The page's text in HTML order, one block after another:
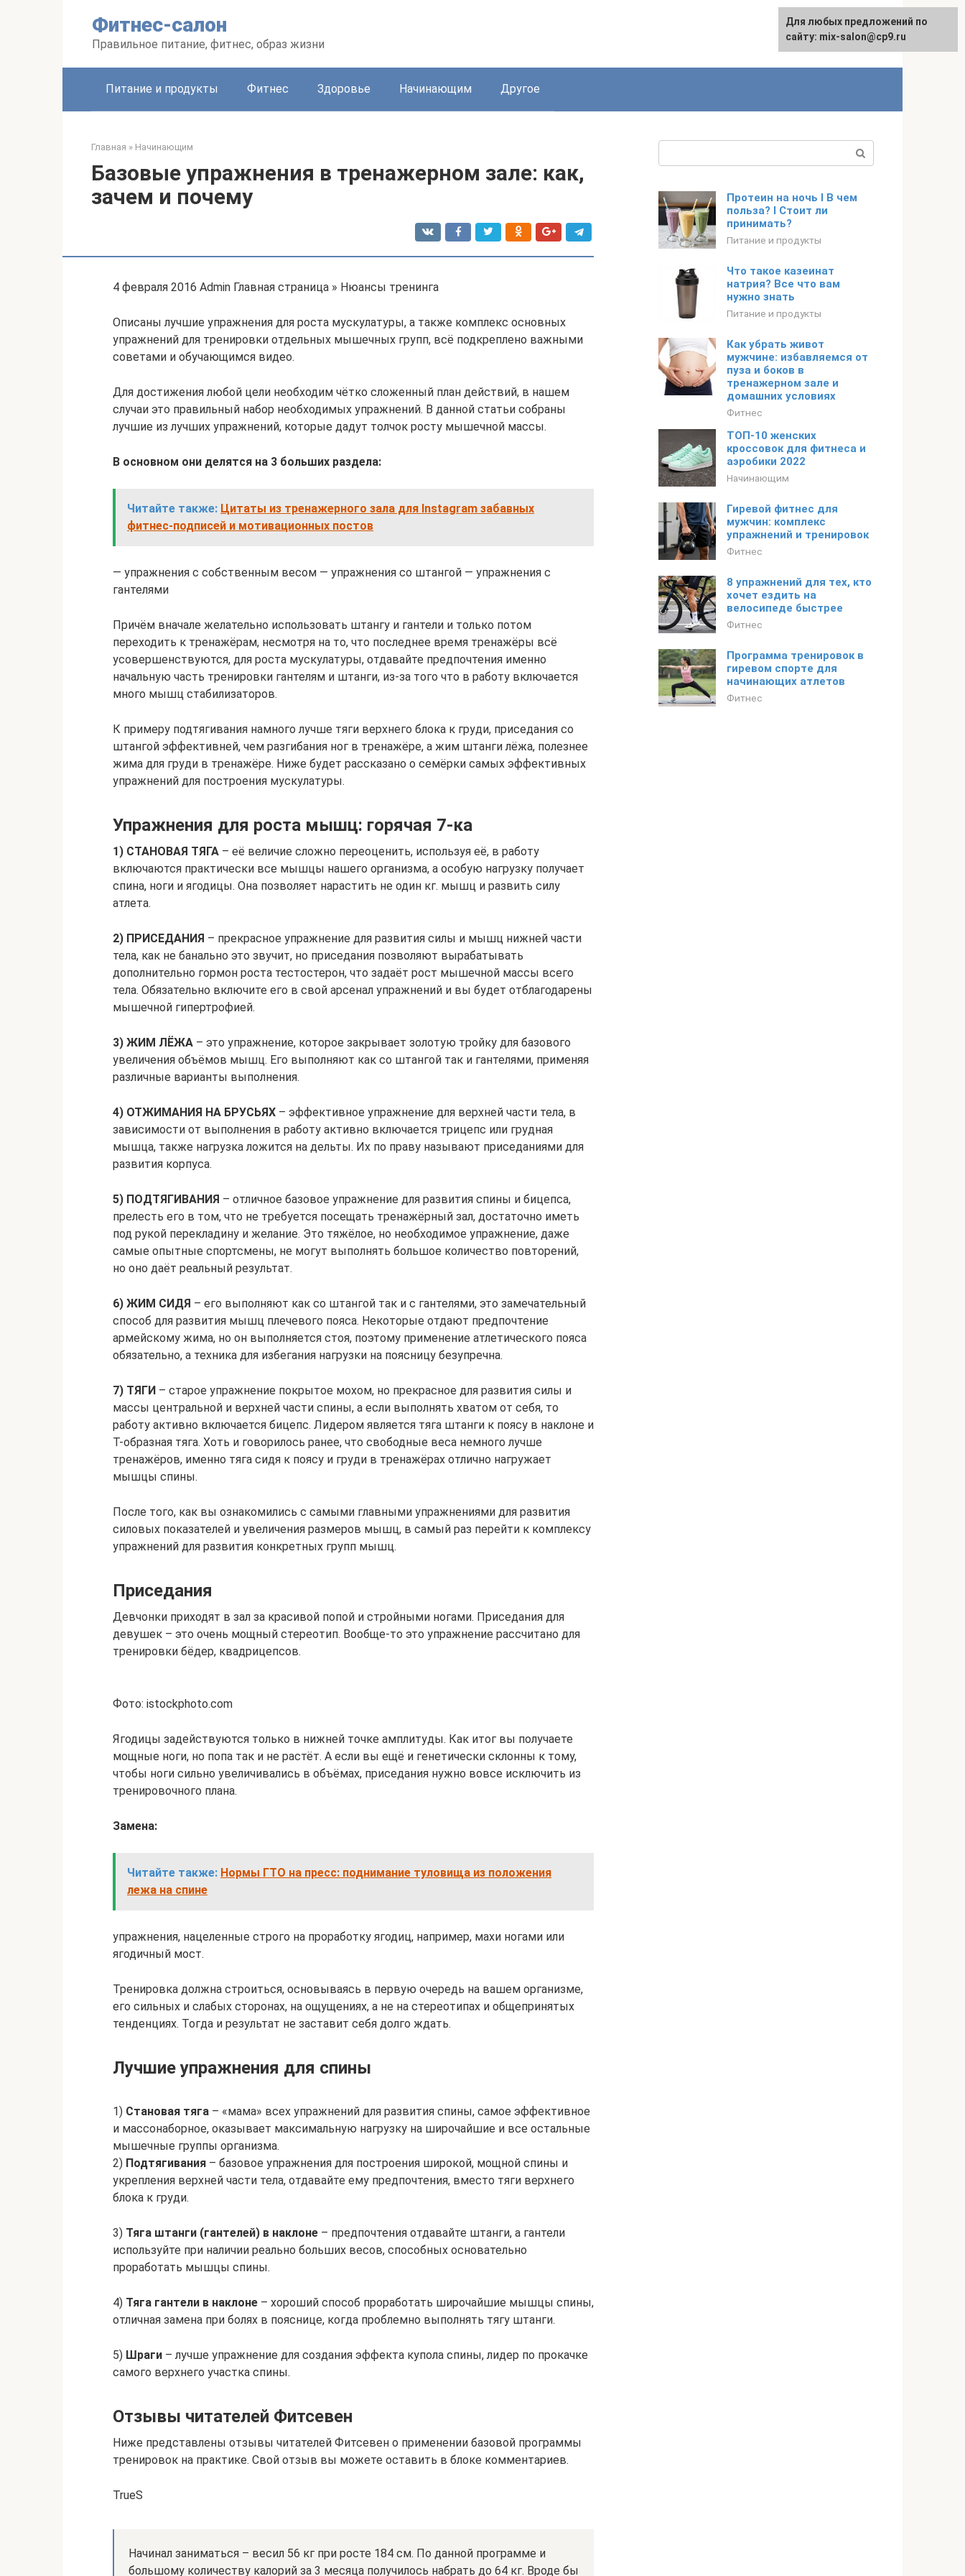
Фитнес-салон
Правильное питание, фитнес, образ жизни
Питание и продукты Фитнес Здоровье Начинающим Другое
Главная » Начинающим
Базовые упражнения в тренажерном зале: как,
зачем и почему
4 февраля 2016 Admin Главная страница » Нюансы тренинга
Описаны лучшие упражнения для роста мускулатуры, а также комплекс основных
упражнений для тренировки отдельных мышечных групп, всё подкреплено важными
советами и обучающимся видео.
Для достижения любой цели необходим чётко сложенный план действий, в нашем
случаи это правильный набор необходимых упражнений. В данной статьи собраны
лучшие из лучших упражнений, которые дадут толчок росту мышечной массы.
В основном они делятся на 3 больших раздела:
Читайте также: Цитаты из тренажерного зала для Instagram забавных
фитнес-подписей и мотивационных постов
— упражнения с собственным весом — упражнения со штангой — упражнения с
гантелями
Причём вначале желательно использовать штангу и гантели и только потом
переходить к тренажёрам, несмотря на то, что последнее время тренажёры всё
усовершенствуются, для роста мускулатуры, отдавайте предпочтения именно
начальную часть тренировки гантелям и штанги, из-за того что в работу включается
много мышц стабилизаторов.
К примеру подтягивания намного лучше тяги верхнего блока к груди, приседания со
штангой эффективней, чем разгибания ног в тренажёре, а жим штанги лёжа, полезнее
жима для груди в тренажёре. Ниже будет рассказано о семёрки самых эффективных
упражнений для построения мускулатуры.
Упражнения для роста мышц: горячая 7-ка
1) СТАНОВАЯ ТЯГА – её величие сложно переоценить, используя её, в работу
включаются практически все мышцы нашего организма, а особую нагрузку получает
спина, ноги и ягодицы. Она позволяет нарастить не один кг. мышц и развить силу
атлета.
2) ПРИСЕДАНИЯ – прекрасное упражнение для развития силы и мышц нижней части
тела, как не банально это звучит, но приседания позволяют вырабатывать
дополнительно гормон роста тестостерон, что задаёт рост мышечной массы всего
тела. Обязательно включите его в свой арсенал упражнений и вы будет отблагодарены
мышечной гипертрофией.
3) ЖИМ ЛЁЖА – это упражнение, которое закрывает золотую тройку для базового
увеличения объёмов мышц. Его выполняют как со штангой так и гантелями, применяя
различные варианты выполнения.
4) ОТЖИМАНИЯ НА БРУСЬЯХ – эффективное упражнение для верхней части тела, в
зависимости от выполнения в работу активно включается трицепс или грудная
мышца, также нагрузка ложится на дельты. Их по праву называют приседаниями для
развития корпуса.
5) ПОДТЯГИВАНИЯ – отличное базовое упражнение для развития спины и бицепса,
прелесть его в том, что не требуется посещать тренажёрный зал, достаточно иметь
под рукой перекладину и желание. Это тяжёлое, но необходимое упражнение, даже
самые опытные спортсмены, не могут выполнять большое количество повторений,
но оно даёт реальный результат.
6) ЖИМ СИДЯ – его выполняют как со штангой так и с гантелями, это замечательный
способ для развития мышц плечевого пояса. Некоторые отдают предпочтение
армейскому жима, но он выполняется стоя, поэтому применение атлетического пояса
обязательно, а техника для избегания нагрузки на поясницу безупречна.
7) ТЯГИ – старое упражнение покрытое мохом, но прекрасное для развития силы и
массы центральной и верхней части спины, а если выполнять хватом от себя, то
работу активно включается бицепс. Лидером является тяга штанги к поясу в наклоне и
Т-образная тяга. Хоть и говорилось ранее, что свободные веса немного лучше
тренажёров, именно тяга сидя к поясу и груди в тренажёрах отлично нагружает
мышцы спины.
После того, как вы ознакомились с самыми главными упражнениями для развития
силовых показателей и увеличения размеров мышц, в самый раз перейти к комплексу
упражнений для развития конкретных групп мышц.
Приседания
Девчонки приходят в зал за красивой попой и стройными ногами. Приседания для
девушек – это очень мощный стереотип. Вообще-то это упражнение рассчитано для
тренировки бёдер, квадрицепсов.
Фото: istockphoto.com
Ягодицы задействуются только в нижней точке амплитуды. Как итог вы получаете
мощные ноги, но попа так и не растёт. А если вы ещё и генетически склонны к тому,
чтобы ноги сильно увеличивались в объёмах, приседания нужно вовсе исключить из
тренировочного плана.
Замена:
Читайте также: Нормы ГТО на пресс: поднимание туловища из положения
лежа на спине
упражнения, нацеленные строго на проработку ягодиц, например, махи ногами или
ягодичный мост.
Тренировка должна строиться, основываясь в первую очередь на вашем организме,
его сильных и слабых сторонах, на ощущениях, а не на стереотипах и общепринятых
тенденциях. Тогда и результат не заставит себя долго ждать.
Лучшие упражнения для спины
1) Становая тяга – «мама» всех упражнений для развития спины, самое эффективное
и массонаборное, оказывает максимальную нагрузку на широчайшие и все остальные
мышечные группы организма.
2) Подтягивания – базовое упражнения для построения широкой, мощной спины и
укрепления верхней части тела, отдавайте ему предпочтения, вместо тяги верхнего
блока к груди.
3) Тяга штанги (гантелей) в наклоне – предпочтения отдавайте штанги, а гантели
используйте при наличии реально больших весов, способных основательно
проработать мышцы спины.
4) Тяга гантели в наклоне – хороший способ проработать широчайшие мышцы спины,
отличная замена при болях в пояснице, когда проблемно выполнять тягу штанги.
5) Шраги – лучше упражнение для создания эффекта купола спины, лидер по прокачке
самого верхнего участка спины.
Отзывы читателей Фитсевен
Ниже представлены отзывы читателей Фитсевен о применении базовой программы
тренировок на практике. Свой отзыв вы можете оставить в блоке комментариев.
TrueS
Начинал заниматься – весил 56 кг при росте 184 см. По данной программе и
большому количеству калорий за 3 месяца получилось набрать до 64 кг. Вроде бы
Протеин на ночь I В чем
польза? I Стоит ли
принимать?
Питание и продукты
Что такое казеинат
натрия? Все что вам
нужно знать
Питание и продукты
Как убрать живот
мужчине: избавляемся от
пуза и боков в
тренажерном зале и
домашних условиях
Фитнес
ТОП-10 женских
кроссовок для фитнеса и
аэробики 2022
Начинающим
Гиревой фитнес для
мужчин: комплекс
упражнений и тренировок
Фитнес
8 упражнений для тех, кто
хочет ездить на
велосипеде быстрее
Фитнес
Программа тренировок в
гиревом спорте для
начинающих атлетов
Фитнес
Для любых предложений по
сайту: mix-salon@cp9.ru